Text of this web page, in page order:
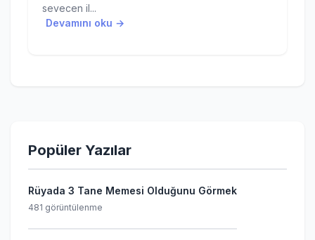
sevecen il...
Devamını oku →
Popüler Yazılar
Rüyada 3 Tane Memesi Olduğunu Görmek
481 görüntülenme